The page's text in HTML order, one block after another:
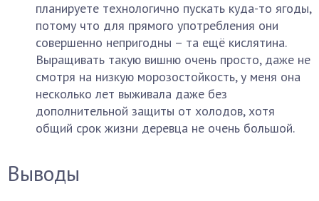
планируете технологично пускать куда-то ягоды,
потому что для прямого употребления они
совершенно непригодны – та ещё кислятина.
Выращивать такую вишню очень просто, даже не
смотря на низкую морозостойкость, у меня она
несколько лет выживала даже без
дополнительной защиты от холодов, хотя
общий срок жизни деревца не очень большой.
Выводы